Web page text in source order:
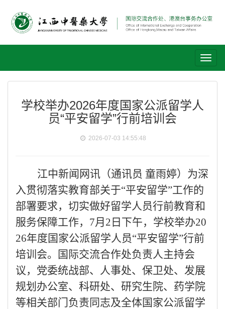
学校举办2026年度国家公派留学人
员“平安留学”行前培训会
2026-07-03 14:55:48
江中新闻 网讯 （通讯员 童雨婷） 为深
入贯彻落实教育部关于“平安留学”工作的
部署要求， 切实做好留学人员行前教育和
服务保障工作， 7月2日下午，学校举办20
26年度国家公派留学人员“平安留学”行前
培训会。国际交流合作处负责人 主持会
议，党委统战部、人事处、保卫处、发展
规划办公室、科研处、研究生院、药学院
等相关部门负责同志及全体国家公派留学